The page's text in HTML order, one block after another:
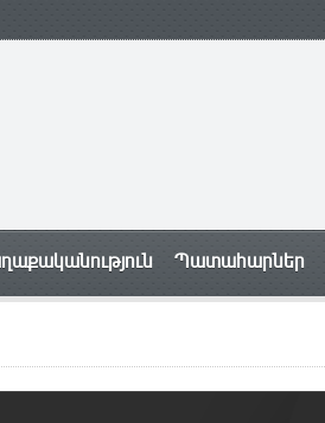
Պատահարներ